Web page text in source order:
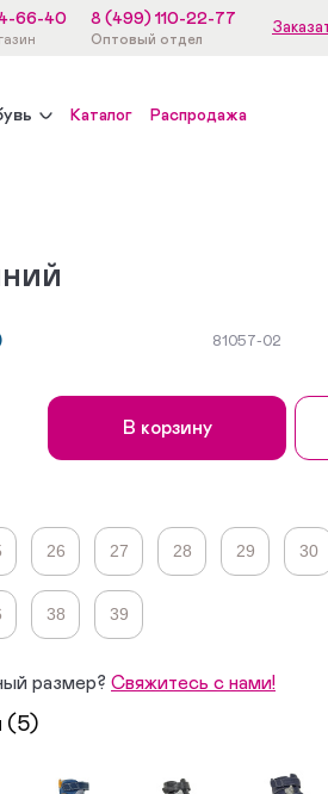
66-40 8 (499) 110-22-77
Оптовый отдел
Каталог Распродажа
81057-02
В корзину
26 27 28 29 30
38 39
размер? Свяжитесь с нами!
(5)